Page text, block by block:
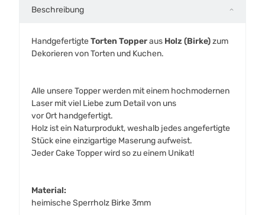
Beschreibung
HandgefertigteTorten Topperaus Holz (Birke)zum
Dekorieren von Torten und Kuchen.
Alle unsere Topper werden mit einem hochmodernen
Laser mit viel Liebe zum Detail von uns
vor Ort handgefertigt.
Holz ist ein Naturprodukt, weshalb jedes angefertigte
Stück eine einzigartige Maserung aufweist.
Jeder Cake Topper wird so zu einem Unikat!
Material:
heimische Sperrholz Birke 3mm